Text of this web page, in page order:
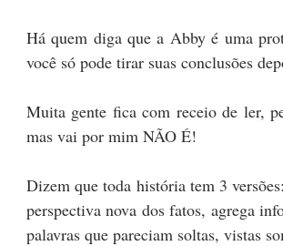
Há quem diga que a Abby é uma
você só pode tirar suas conclusões
Muita gente fica com receio de ler,
mas vai por mim NÃO É!
Dizem que toda história tem 3
perspectiva nova dos fatos, agrega
palavras que pareciam soltas, vistas